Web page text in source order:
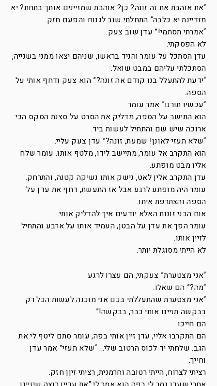
“את אוהבת את זה זונה? כן? אוהבת שמזיינים אותך בתחת? יא
מזדיינת יא כלבה” התחלתי שוב לגנוח והפעם חזק.
“אמרתי תסתמי!” עדן שוב צעק.
לא הפסקתי.
עדן הסתכל על עומר והניד בראשו, שניהם יצאו ממני בשנייה,
הסתכלתי עליהם במבט שואל.
“ידעת להתעלל בנו קודם אה זונה?” הוא צעק ודחף אותי על
הספה.
“עכשיו תורנו” אמר עומר.
הוא התישב על הספה, מדליק את הסרט על סצנת הסקס הכי
ארוכה שיש שם והתחיל לעשות ביד.
“שלא תעזי לאונן! שמעת, זונה?” עדן צעק עליי.
הוא התקרב אל עומר, מתיישב לידו, מלטף אותו. עומר שלח
אליו מבט מופתע.
עדן התקרב אלין לאט, נישק אותו נשיקה קטנה, והתרחק.
עומר היה מופתע לרגע אבל אז התעשת, דחף את עדן על
הספה והצתרפת איתו.
אוח הבני זונות האלא יודעים איך להדליק אותי.
עומר הפך את עדן על הבטן, העמיד אותו על ארבע והתחיל
לזיין אותו.
לא הייתי מסוגלת יותר.
“אני מצטערת” צעקתי, הם עצרו לרגע
“מה?” הם שאלו.
“אני מצטערת שהתעללתי בכם אני מוכנה לעשות הכל רק
בבקשה תזיינו אותי כבר, בבקשה!”
הם חייכו.
הם התקרבו אליי, עדן זיין אותי בפה, עומר סתם ליטף לי את
הגב. שלחתי יד לכוס הרטוב שלי… “שלא תעזי” אמר עדן
וחייך.
רציתי לצרוח, הייתי רטובה וחרמנית, רציתי זיןן חזק.